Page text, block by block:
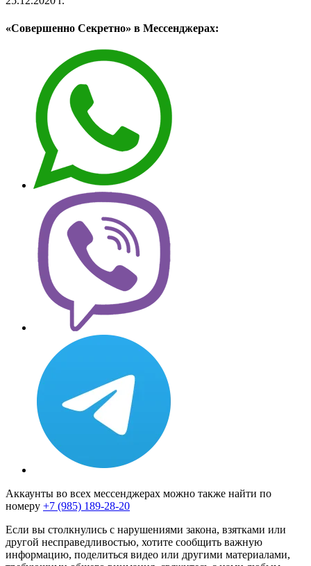
«Совершенно Секретно» в Мессенджерах:
Аккаунты во всех мессенджерах можно также найти по
номеру +7 (985) 189-28-20
Если вы столкнулись с нарушениями закона, взятками или
другой несправедливостью, хотите сообщить важную
информацию, поделиться видео или другими материалами,